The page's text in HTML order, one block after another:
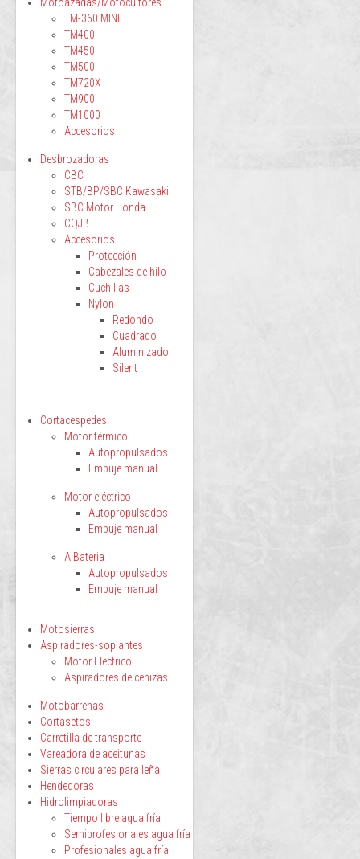
TM-360 MINI
TM400
TM450
TM500
TM720X
TM900
TM1000
Accesorios
Desbrozadoras
CBC
STB/BP/SBC Kawasaki
SBC Motor Honda
CQJB
Accesorios
Protección
Cabezales de hilo
Cuchillas
Nylon
Redondo
Cuadrado
Aluminizado
Silent
Cortacespedes
Motor térmico
Autopropulsados
Empuje manual
Motor eléctrico
Autopropulsados
Empuje manual
A Bateria
Autopropulsados
Empuje manual
Motosierras
Aspiradores-soplantes
Motor Electrico
Aspiradores de cenizas
Motobarrenas
Cortasetos
Carretilla de transporte
Vareadora de aceitunas
Sierras circulares para leña
Hendedoras
Hidrolimpiadoras
Tiempo libre agua fría
Semiprofesionales agua fría
Profesionales agua fría